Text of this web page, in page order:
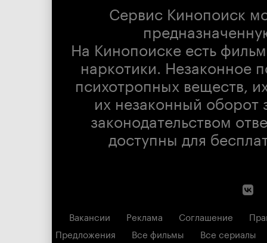
Сервис Кинопоиск
На Кинопоиске есть
наркотики. Незаконное
психотропных веществ,
их незаконный оборот
законодательством
доступны для
Вакансии Реклама Соглашение
Предложения
Все фильмы
Все сериалы